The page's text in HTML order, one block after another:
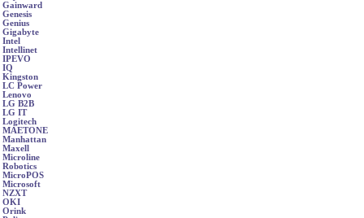
Gainward
Genesis
Genius
Gigabyte
Intel
Intellinet
IPEVO
IQ
Kingston
LC Power
Lenovo
LG B2B
LG IT
Logitech
MAETONE
Manhattan
Maxell
Microline
Robotics
MicroPOS
Microsoft
NZXT
OKI
Orink